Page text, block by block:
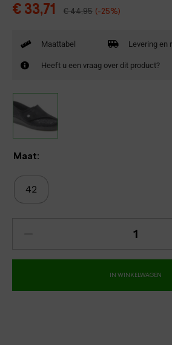
€ 33,71 €44,95 (-25%)
Maattabel Levering en
Heeft u een vraag over dit product?
Maat:
42
IN WINKELWAGEN